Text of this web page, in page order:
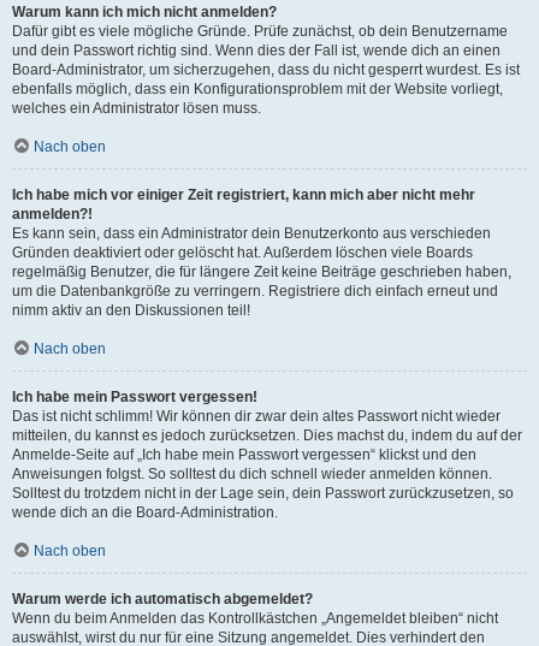
Warum kann ich mich nicht anmelden?
Dafür gibt es viele mögliche Gründe. Prüfe zunächst, ob dein Benutzername
und dein Passwort richtig sind. Wenn dies der Fall ist, wende dich an einen
Board-Administrator, um sicherzugehen, dass du nicht gesperrt wurdest. Es ist
ebenfalls möglich, dass ein Konfigurationsproblem mit der Website vorliegt,
welches ein Administrator lösen muss.
Nach oben
Ich habe mich vor einiger Zeit registriert, kann mich aber nicht mehr
anmelden?!
Es kann sein, dass ein Administrator dein Benutzerkonto aus verschieden
Gründen deaktiviert oder gelöscht hat. Außerdem löschen viele Boards
regelmäßig Benutzer, die für längere Zeit keine Beiträge geschrieben haben,
um die Datenbankgröße zu verringern. Registriere dich einfach erneut und
nimm aktiv an den Diskussionen teil!
Nach oben
Ich habe mein Passwort vergessen!
Das ist nicht schlimm! Wir können dir zwar dein altes Passwort nicht wieder
mitteilen, du kannst es jedoch zurücksetzen. Dies machst du, indem du auf der
Anmelde-Seite auf „Ich habe mein Passwort vergessen“ klickst und den
Anweisungen folgst. So solltest du dich schnell wieder anmelden können.
Solltest du trotzdem nicht in der Lage sein, dein Passwort zurückzusetzen, so
wende dich an die Board-Administration.
Nach oben
Warum werde ich automatisch abgemeldet?
Wenn du beim Anmelden das Kontrollkästchen „Angemeldet bleiben“ nicht
auswählst, wirst du nur für eine Sitzung angemeldet. Dies verhindert den